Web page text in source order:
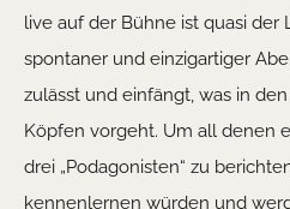
live auf der Bühne ist quasi der
spontaner und einzigartiger
zulässt und einfängt, was in
Köpfen vorgeht. Um all denen
drei „Podagonisten“ zu
kennenlernen würden und